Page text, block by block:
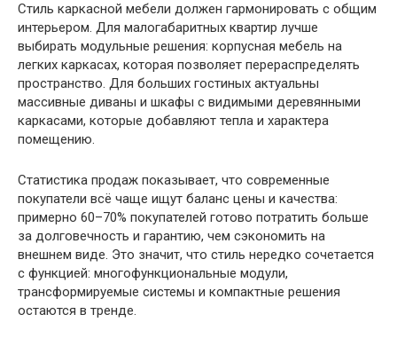
Стиль каркасной мебели должен гармонировать с общим
интерьером. Для малогабаритных квартир лучше
выбирать модульные решения: корпусная мебель на
легких каркасах, которая позволяет перераспределять
пространство. Для больших гостиных актуальны
массивные диваны и шкафы с видимыми деревянными
каркасами, которые добавляют тепла и характера
помещению.
Статистика продаж показывает, что современные
покупатели всё чаще ищут баланс цены и качества:
примерно 60–70% покупателей готово потратить больше
за долговечность и гарантию, чем сэкономить на
внешнем виде. Это значит, что стиль нередко сочетается
с функцией: многофункциональные модули,
трансформируемые системы и компактные решения
остаются в тренде.